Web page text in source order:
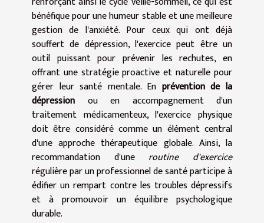
bénéfique pour une humeur stable et une meilleure
gestion de l'anxiété. Pour ceux qui ont déjà
souffert de dépression, l'exercice peut être un
outil puissant pour prévenir les rechutes, en
offrant une stratégie proactive et naturelle pour
gérer leur santé mentale. En prévention de la
dépression ou en accompagnement d'un
traitement médicamenteux, l'exercice physique
doit être considéré comme un élément central
d'une approche thérapeutique globale. Ainsi, la
recommandation d'une routine d'exercice
régulière par un professionnel de santé participe à
édifier un rempart contre les troubles dépressifs
et à promouvoir un équilibre psychologique
durable.